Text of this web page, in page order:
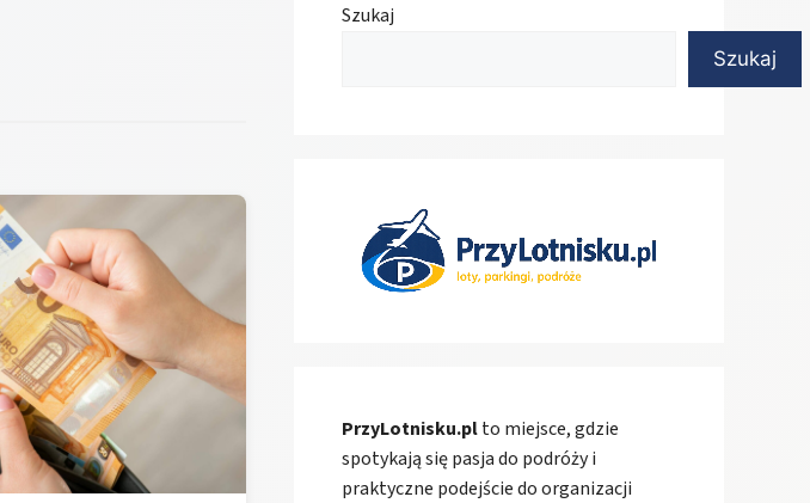
Szukaj
Szukaj
PrzyLotnisku.plto miejsce, gdzie
spotykają się pasja do podróży i
praktyczne podejście do organizacji